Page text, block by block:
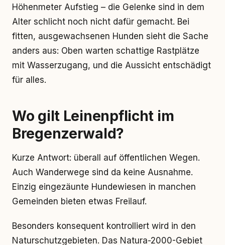
Höhenmeter Aufstieg – die Gelenke sind in dem
Alter schlicht noch nicht dafür gemacht. Bei
fitten, ausgewachsenen Hunden sieht die Sache
anders aus: Oben warten schattige Rastplätze
mit Wasserzugang, und die Aussicht entschädigt
für alles.
Wo gilt Leinenpflicht im
Bregenzerwald?
Kurze Antwort: überall auf öffentlichen Wegen.
Auch Wanderwege sind da keine Ausnahme.
Einzig eingezäunte Hundewiesen in manchen
Gemeinden bieten etwas Freilauf.
Besonders konsequent kontrolliert wird in den
Naturschutzgebieten. Das Natura-2000-Gebiet